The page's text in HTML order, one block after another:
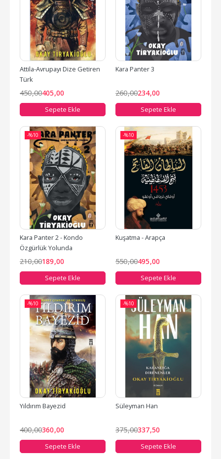
Attila-Avrupayı Dize Getiren
Türk
450,00405,00
Sepete Ekle
Kara Panter 3
260,00234,00
Sepete Ekle
-%10
Kara Panter 2 - Kondo
Özgürlük Yolunda
210,00189,00
Sepete Ekle
-%10
Kuşatma - Arapça
550,00495,00
Sepete Ekle
-%10
Yıldırım Bayezid
400,00360,00
Sepete Ekle
-%10
Süleyman Han
375,00337,50
Sepete Ekle